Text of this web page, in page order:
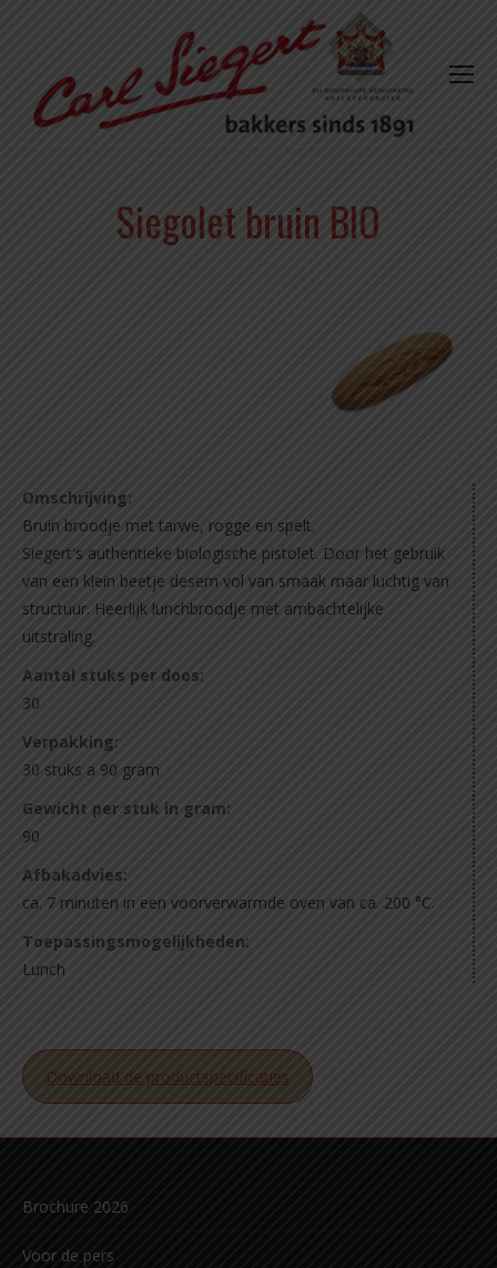
Siegolet bruin BIO
Omschrijving:
Bruin broodje met tarwe, rogge en spelt.
Siegert's authentieke biologische pistolet. Door het gebruik
van een klein beetje desem vol van smaak maar luchtig van
structuur. Heerlijk lunchbroodje met ambachtelijke
uitstraling.
Aantal stuks per doos:
30
Verpakking:
30 stuks a 90 gram
Gewicht per stuk in gram:
90
Afbakadvies:
ca. 7 minuten in een voorverwarmde oven van ca. 200 °C.
Toepassingsmogelijkheden:
Lunch
Download de productspecificaties
Brochure 2026
Voor de pers